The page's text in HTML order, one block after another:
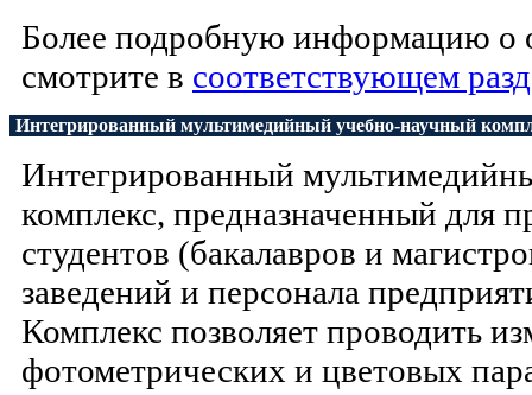
Более подробную информацию о
смотрите в соответствующем
Интегрированный мультимедийный учебно-научный
Интегрированный
комплекс, предназначенный для
студентов (бакалавров и
заведений и персонала
Комплекс позволяет проводить
фотометрических и цветовых